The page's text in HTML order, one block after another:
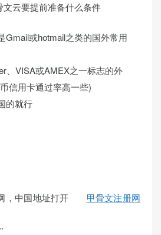
文云要提前准备什么条件
Gmail或hotmail之类的国外常用
、VISA或AMEX之一标志的外
信用卡通过率高一些)
的就行
，中国地址打开
甲骨文注册网